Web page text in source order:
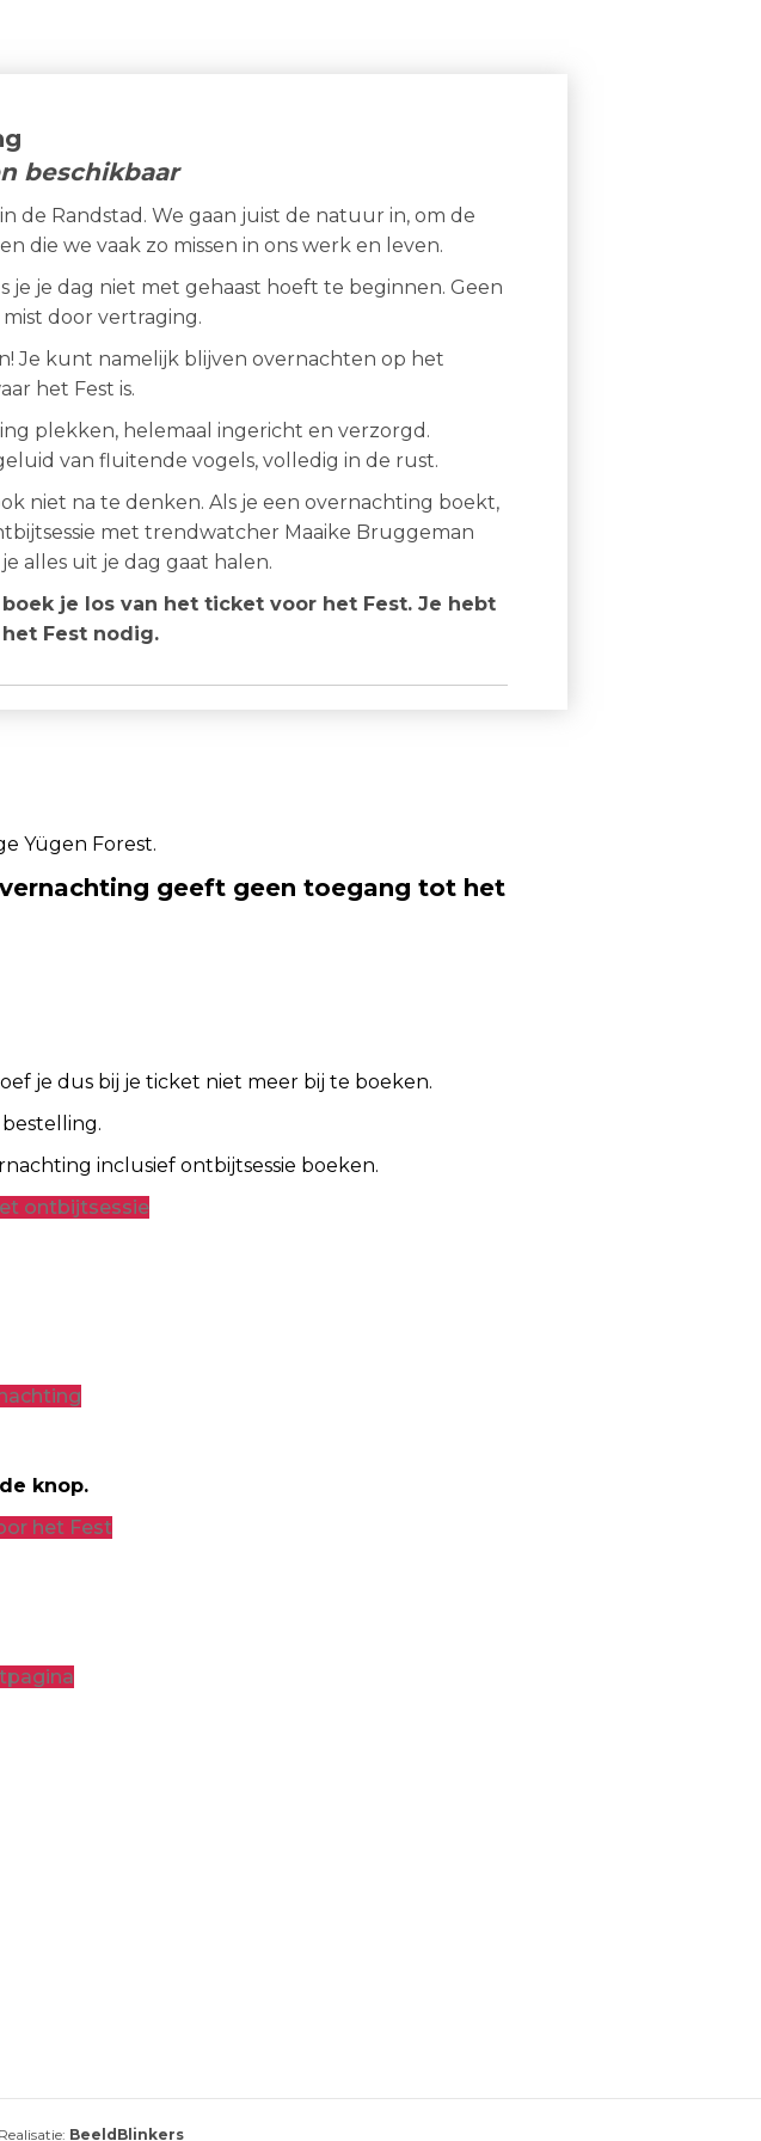
beschikbaar
de Randstad. We gaan juist de natuur in, om de
die we vaak zo missen in ons werk en leven.
je je dag niet met gehaast hoeft te beginnen. Geen
door vertraging.
Je kunt namelijk blijven overnachten op het
het Fest is.
plekken, helemaal ingericht en verzorgd.
van fluitende vogels, volledig in de rust.
niet na te denken. Als je een overnachting boekt,
met trendwatcher Maaike Bruggeman
alles uit je dag gaat halen.
je los van het ticket voor het Fest. Je hebt
Fest nodig.
Yügen Forest.
geeft geen toegang tot het
je dus bij je ticket niet meer bij te boeken.
inclusief ontbijtsessie boeken.
ontbijtsessie
knop.
het Fest
BeeldBlinkers